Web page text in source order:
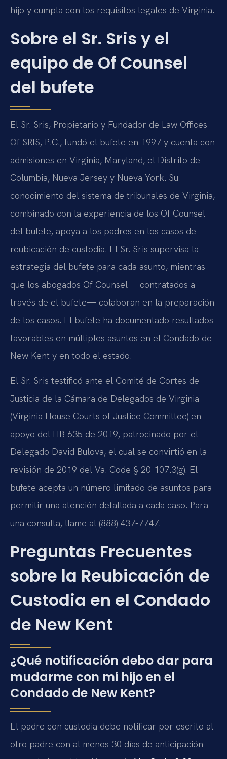
hijo y cumpla con los requisitos legales de Virginia.
Sobre el Sr. Sris y el
equipo de Of Counsel
del bufete
El Sr. Sris, Propietario y Fundador de Law Offices
Of SRIS, P.C., fundó el bufete en 1997 y cuenta con
admisiones en Virginia, Maryland, el Distrito de
Columbia, Nueva Jersey y Nueva York. Su
conocimiento del sistema de tribunales de Virginia,
combinado con la experiencia de los Of Counsel
del bufete, apoya a los padres en los casos de
reubicación de custodia. El Sr. Sris supervisa la
estrategia del bufete para cada asunto, mientras
que los abogados Of Counsel —contratados a
través de el bufete— colaboran en la preparación
de los casos. El bufete ha documentado resultados
favorables en múltiples asuntos en el Condado de
New Kent y en todo el estado.
El Sr. Sris testificó ante el Comité de Cortes de
Justicia de la Cámara de Delegados de Virginia
(Virginia House Courts of Justice Committee) en
apoyo del HB 635 de 2019, patrocinado por el
Delegado David Bulova, el cual se convirtió en la
revisión de 2019 del Va. Code § 20-107.3(g). El
bufete acepta un número limitado de asuntos para
permitir una atención detallada a cada caso. Para
una consulta, llame al (888) 437-7747.
Preguntas Frecuentes
sobre la Reubicación de
Custodia en el Condado
de New Kent
¿Qué notificación debo dar para
mudarme con mi hijo en el
Condado de New Kent?
El padre con custodia debe notificar por escrito al
otro padre con al menos 30 días de anticipación